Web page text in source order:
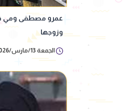
عمرو مصطفى ومي
وزوجها
الجمعة 13/مارس/2026 - 09:24 م